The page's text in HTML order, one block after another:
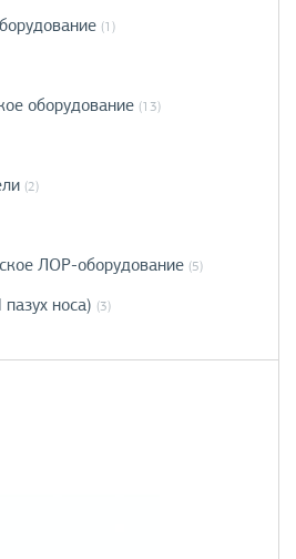
(1)
оборудование (13)
(2)
ЛОР-оборудование (5)
носа) (3)